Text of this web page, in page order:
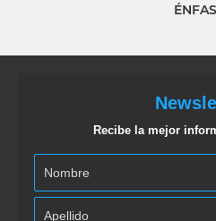
Recibe la mejor